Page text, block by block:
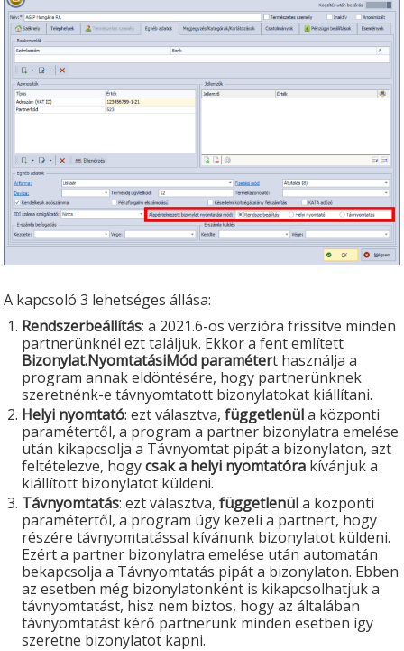
A kapcsoló 3 lehetséges állása:
Rendszerbeállítás: a 2021.6-os verzióra frissítve minden
partnerünknél ezt találjuk. Ekkor a fent említett
Bizonylat.NyomtatásiMód paramétert használja a
program annak eldöntésére, hogy partnerünknek
szeretnénk-e távnyomtatott bizonylatokat kiállítani.
Helyi nyomtató: ezt választva,függetlenüla központi
paramétertől, a program a partner bizonylatra emelése
után kikapcsolja a Távnyomtat pipát a bizonylaton, azt
feltételezve, hogycsak a helyi nyomtatóra kívánjuk a
kiállított bizonylatot küldeni.
Távnyomtatás: ezt választva,függetlenüla központi
paramétertől, a program úgy kezeli a partnert, hogy
részére távnyomtatással kívánunk bizonylatot küldeni.
Ezért a partner bizonylatra emelése után automatán
bekapcsolja a Távnyomtatás pipát a bizonylaton. Ebben
az esetben még bizonylatonként is kikapcsolhatjuk a
távnyomtatást, hisz nem biztos, hogy az általában
távnyomtatást kérő partnerünk minden esetben így
szeretne bizonylatot kapni.